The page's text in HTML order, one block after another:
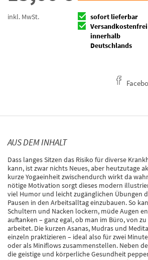
inkl. MwSt.
sofort lieferbar
Versandkostenfrei
innerhalb
Deutschlands
AUS DEM INHALT
Dass langes Sitzen das Risiko für diverse
kann, ist zwar nichts Neues, aber heutzutage
kurze Yogaeinheit zwischendurch wirkt da
nötige Motivation sorgt dieses modern
viel Humor und leicht zugänglichen Übungen
Pausen in den Arbeitsalltag einzubauen. So
Schultern und Nacken lockern, müde Augen
auftanken – ganz egal, ob man im Büro, von
arbeitet. Die kurzen Asanas, Mudras und
einzeln praktizieren – ideal also für zwei
oder als Miniflows zusammenstellen. Neben
die geistige und körperliche Gesundheit